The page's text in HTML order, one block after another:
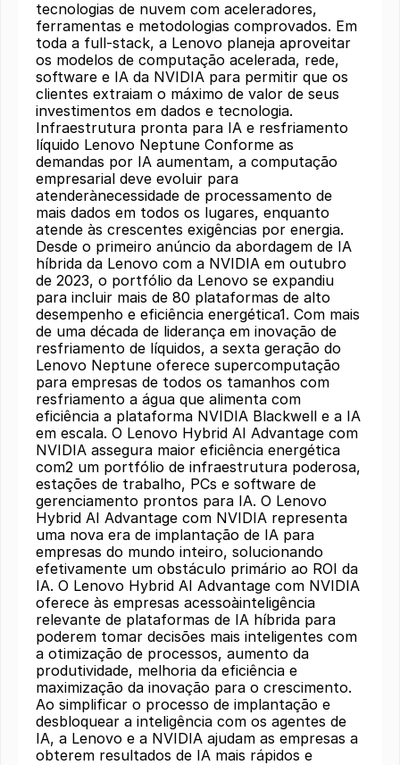
tecnologias de nuvem com aceleradores,
ferramentas e metodologias comprovados. ​Em
toda a full-stack, a Lenovo planeja aproveitar
os modelos de computação acelerada, rede,
software e IA da NVIDIA para permitir que os
clientes extraiam o máximo de valor de seus
investimentos em dados e tecnologia.
Infraestrutura pronta para IA e resfriamento
líquido Lenovo Neptune Conforme as
demandas por IA aumentam, a computação
empresarial deve evoluir para
atenderànecessidade de processamento de
mais dados em todos os lugares, enquanto
atende às crescentes exigências por energia.
Desde o primeiro anúncio da abordagem de IA
híbrida da Lenovo com a NVIDIA em outubro
de 2023, o portfólio da Lenovo se expandiu
para incluir mais de 80 plataformas de alto
desempenho e eficiência energética1. Com mais
de uma década de liderança em inovação de
resfriamento de líquidos, a sexta geração do
Lenovo Neptune oferece supercomputação
para empresas de todos os tamanhos com
resfriamento a água que alimenta com
eficiência a plataforma NVIDIA Blackwell e a IA
em escala. O Lenovo Hybrid AI Advantage com
NVIDIA assegura maior eficiência energética
com2 um portfólio de infraestrutura poderosa,
estações de trabalho, PCs e software de
gerenciamento prontos para IA. O Lenovo
Hybrid AI Advantage com NVIDIA representa
uma nova era de implantação de IA para
empresas do mundo inteiro, solucionando
efetivamente um obstáculo primário ao ROI da
IA. O Lenovo Hybrid AI Advantage com NVIDIA
oferece às empresas acessoàinteligência
relevante de plataformas de IA híbrida para
poderem tomar decisões mais inteligentes com
a otimização de processos, aumento da
produtividade, melhoria da eficiência e
maximização da inovação para o crescimento.
Ao simplificar o processo de implantação e
desbloquear a inteligência com os agentes de
IA, a Lenovo e a NVIDIA ajudam as empresas a
obterem resultados de IA mais rápidos e